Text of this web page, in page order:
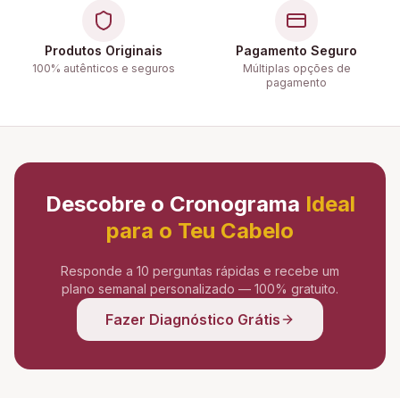
Produtos Originais
100% autênticos e seguros
Pagamento Seguro
Múltiplas opções de
pagamento
Descobre o Cronograma Ideal
para o Teu Cabelo
Responde a 10 perguntas rápidas e recebe um
plano semanal personalizado — 100% gratuito.
Fazer Diagnóstico Grátis